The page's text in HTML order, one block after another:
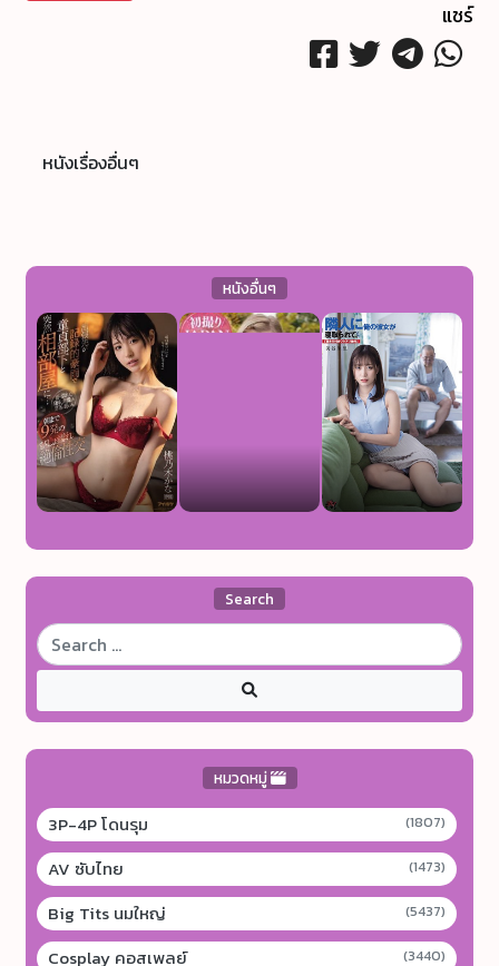
แชร์
หนังเรื่องอื่นๆ
หนังอื่นๆ
Search
หมวดหมู่
3P-4P โดนรุม (1807)
AV ซับไทย (1473)
Big Tits นมใหญ่ (5437)
Cosplay คอสเพลย์ (3440)